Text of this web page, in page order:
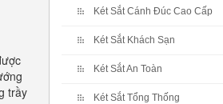
trầy
Két Sắt Cánh Đúc Cao Cấp
Két Sắt Khách Sạn
Két Sắt An Toàn
Két Sắt Tổng Thống